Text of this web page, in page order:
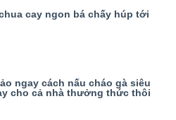
cay ngon bá chấy húp tới
ngay cách nấu cháo gà siêu
cho cả nhà thưởng thức thôi